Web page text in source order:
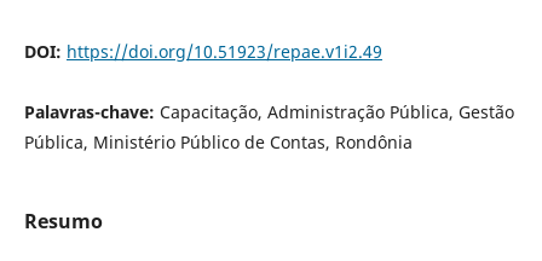
DOI: https://doi.org/10.51923/repae.v1i2.49
Palavras-chave: Capacitação, Administração Pública, Gestão
Pública, Ministério Público de Contas, Rondônia
Resumo